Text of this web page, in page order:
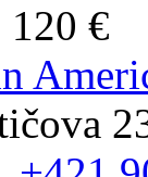
120 €